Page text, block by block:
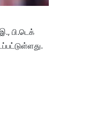
பி.டெக்